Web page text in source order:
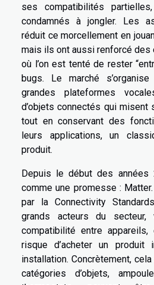
ses compatibilités
condamnés à jongler. Les
réduit ce morcellement en
mais ils ont aussi renforcé
où l’on est tenté de rester
bugs. Le marché
grandes plateformes
d’objets connectés qui
tout en conservant des
leurs applications, un
produit.
Depuis le début des années
comme une promesse :
par la Connectivity
grands acteurs du
compatibilité entre
risque d’acheter un produit
installation. Concrètement,
catégories d’objets,